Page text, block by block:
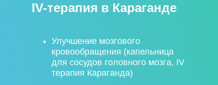
IV-терапия в Караганде
Улучшение мозгового
кровообращения (капельница
для сосудов головного мозга, IV
терапия Караганда)